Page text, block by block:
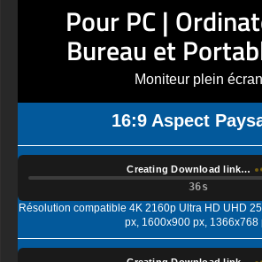
Pour PC |
Bureau et
Moniteur plein écran
16:9 Aspect
Creating Download link…
Résolution compatible 4K 2160p Ultra HD UHD
px, 1600x900 px, 1366x768
Creating Download link…